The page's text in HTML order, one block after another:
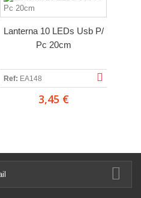
Lanterna 10 LEDs Usb P/
Pc 20cm
Ref: EA148
3,45 €